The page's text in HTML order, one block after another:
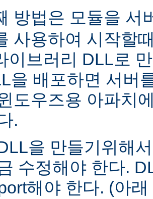
방법은 모듈을 서
사용하여 시작할
이브러리 DLL로
을 배포하면 서버
도우즈용 아파치
.
을 만들기위해
수정해야 한다.
해야 한다. (아